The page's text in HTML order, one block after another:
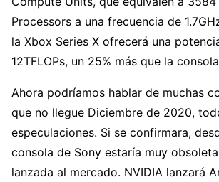
Processors a una frecuencia de
la Xbox Series X ofrecerá una
12TFLOPs, un 25% más que la
Ahora podríamos hablar de muchas
que no llegue Diciembre de 2020,
especulaciones. Si se confirmara,
consola de Sony estaría muy
lanzada al mercado. NVIDIA lanzará